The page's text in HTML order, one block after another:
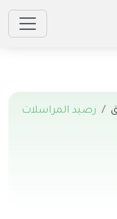
رصيد المراسلات